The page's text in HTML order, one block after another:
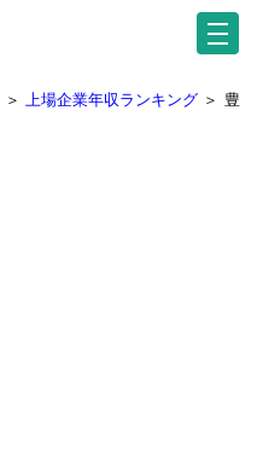
＞ 上場企業年収ランキング ＞ 豊